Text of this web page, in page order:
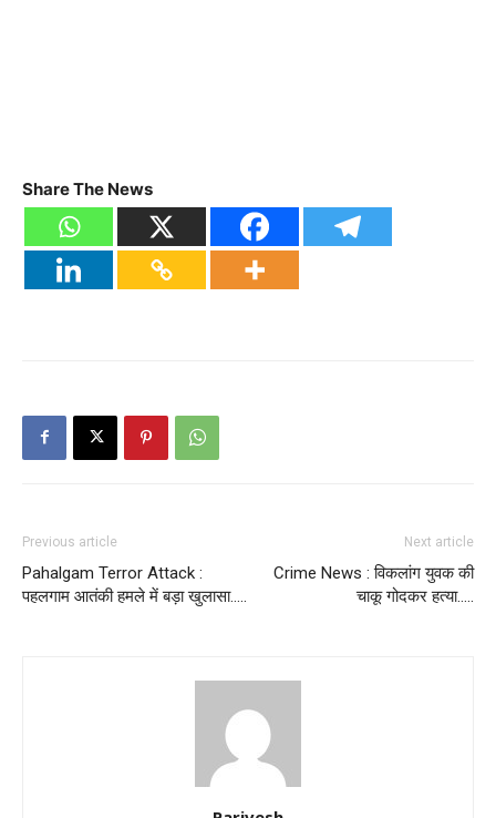
Share The News
Previous article
Pahalgam Terror Attack :
पहलगाम आतंकी हमले में बड़ा खुलासा…..
Next article
Crime News : विकलांग युवक की
चाकू गोदकर हत्या…..